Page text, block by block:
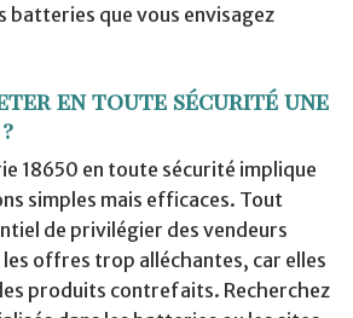
batteries que vous envisagez
en toute sécurité une
18650 en toute sécurité implique
simples mais efficaces. Tout
de privilégier des vendeurs
offres trop alléchantes, car elles
produits contrefaits. Recherchez